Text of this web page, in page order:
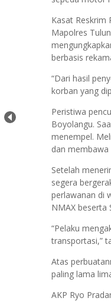
Kasat Reskrim
Mapolres
berbasis
“Dari hasil
korban yang
Peristiwa
Boyolangu.
menempel.
dan
Setelah
segera
perlawanan di
NMAX beserta
“Pelaku
transportasi,”
Atas
paling lama
AKP Ryo